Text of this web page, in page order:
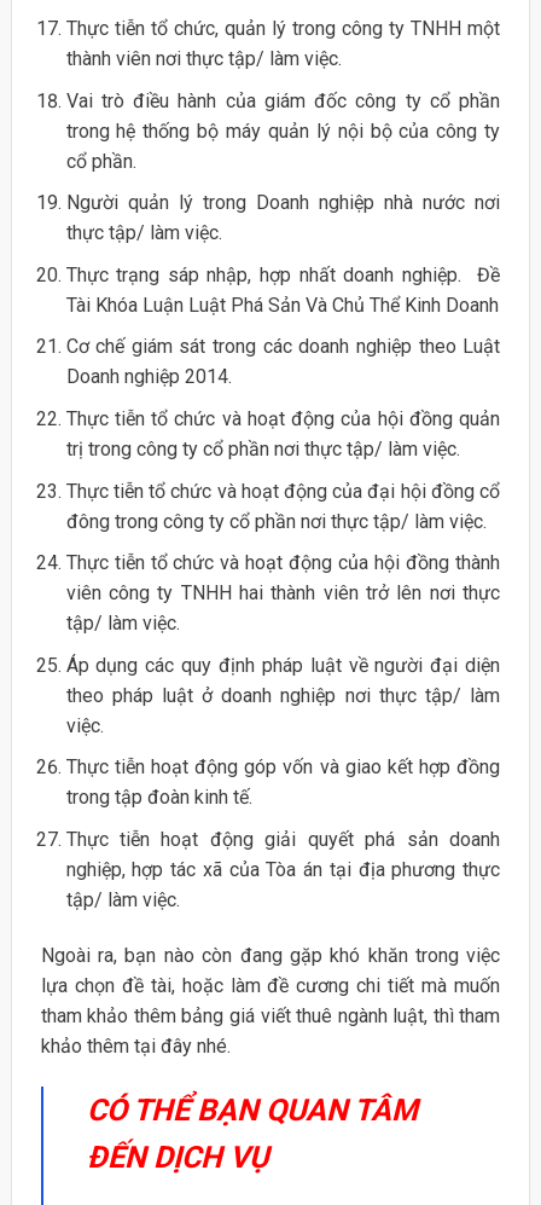
Thực tiễn tổ chức, quản lý trong công ty TNHH một
thành viên nơi thực tập/ làm việc.
Vai trò điều hành của giám đốc công ty cổ phần
trong hệ thống bộ máy quản lý nội bộ của công ty
cổ phần.
Người quản lý trong Doanh nghiệp nhà nước nơi
thực tập/ làm việc.
Thực trạng sáp nhập, hợp nhất doanh nghiệp. Đề
Tài Khóa Luận Luật Phá Sản Và Chủ Thể Kinh Doanh
Cơ chế giám sát trong các doanh nghiệp theo Luật
Doanh nghiệp 2014.
Thực tiễn tổ chức và hoạt động của hội đồng quản
trị trong công ty cổ phần nơi thực tập/ làm việc.
Thực tiễn tổ chức và hoạt động của đại hội đồng cổ
đông trong công ty cổ phần nơi thực tập/ làm việc.
Thực tiễn tổ chức và hoạt động của hội đồng thành
viên công ty TNHH hai thành viên trở lên nơi thực
tập/ làm việc.
Áp dụng các quy định pháp luật về người đại diện
theo pháp luật ở doanh nghiệp nơi thực tập/ làm
việc.
Thực tiễn hoạt động góp vốn và giao kết hợp đồng
trong tập đoàn kinh tế.
Thực tiễn hoạt động giải quyết phá sản doanh
nghiệp, hợp tác xã của Tòa án tại địa phương thực
tập/ làm việc.
Ngoài ra, bạn nào còn đang gặp khó khăn trong việc
lựa chọn đề tài, hoặc làm đề cương chi tiết mà muốn
tham khảo thêm bảng giá viết thuê ngành luật, thì tham
khảo thêm tại đây nhé.
CÓ THỂ BẠN QUAN TÂM
ĐẾN DỊCH VỤ